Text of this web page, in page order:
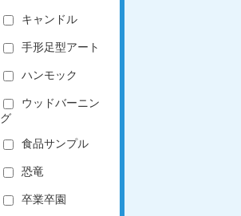
キャンドル
手形足型アート
ハンモック
ウッドバーニン
グ
食品サンプル
恐竜
卒業卒園